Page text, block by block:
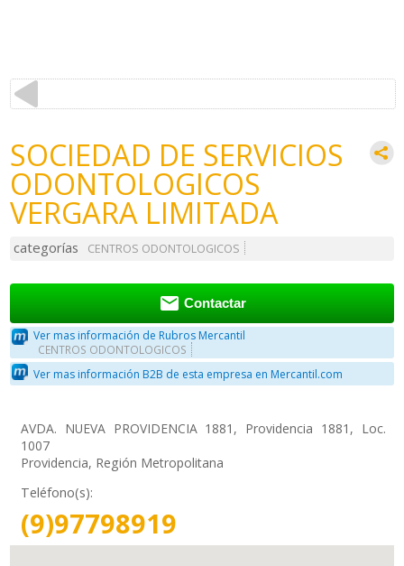
SOCIEDAD DE SERVICIOS
ODONTOLOGICOS
VERGARA LIMITADA
categorías CENTROS ODONTOLOGICOS
 Contactar
Ver mas información de Rubros Mercantil
CENTROS ODONTOLOGICOS
Ver mas información B2B de esta empresa en Mercantil.com
AVDA. NUEVA PROVIDENCIA 1881, Providencia 1881, Loc.
1007
Providencia, Región Metropolitana
Teléfono(s):
(9)97798919